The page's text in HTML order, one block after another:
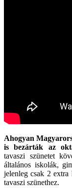
Ahogyan
is bezárták az
tavaszi szünetet
általános iskolák,
jelenleg csak 2 extra
tavaszi szünethez.